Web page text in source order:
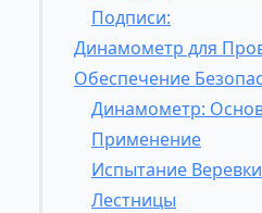
Подписи:
Динамометр для
Обеспечение
Динамометр:
Применение
Испытание
Лестницы